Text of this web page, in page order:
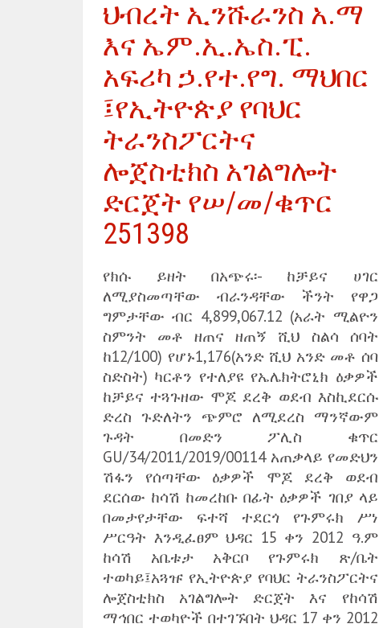
ህብረት ኢንሹራንስ አ.ማ
እና ኤም.ኢ.ኤስ.ፒ.
አፍሪካ ኃ.የተ.የግ. ማህበር
፤የኢትዮጵያ የባህር
ትራንስፖርትና
ሎጀስቲክስ አገልግሎት
ድርጀት የሠ/መ/ቁጥር
251398
የክሱ ይዘት በአጭሩ፡- ከቻይና ሀገር
ለሚያስመጣቸው ብራንዳቸው ችንት የዋጋ
ግምታቸው ብር 4,899,067.12 (አራት ሚልዮን
ስምንት መቶ ዘጠና ዘጠኝ ሺህ ስልሳ ሰባት
ከ12/100) የሆኑ1,176(አንድ ሺህ አንድ መቶ ሰባ
ስድስት) ካርቶን የተለያዩ የኤሌክትሮኒክ ዕቃዎች
ከቻይና ተጓጉዘው ሞጆ ደረቅ ወደብ እስኪደርሱ
ድረስ ጉድለትን ጭምሮ ለሚደረስ ማንኛውም
ጉዳት በመድን ፖሊስ ቁጥር
GU/34/2011/2019/00114 አጠቃላይ የመድህን
ሽፋን የሰጣቸው ዕቃዎች ሞጆ ደረቅ ወደብ
ደርሰው ከሳሽ ከመረከቡ በፊት ዕቃዎች ገበያ ላይ
በመታየታቸው ፍተሻ ተደርጎ የጉምሩክ ሥነ
ሥርዓት እንዲፈፀም ህዳር 15 ቀን 2012 ዓ.ም
ከሳሽ አቤቱታ አቅርቦ የጉምሩክ ጽ/ቤት
ተወካይ፤አጓዡ የኢትዮጵያ የባህር ትራንስፖርትና
ሎጀስቲክስ አገልግሎት ድርጀት እና የከሳሽ
ማኅበር ተወካዮች በተገኙበት ህዳር 17 ቀን 2012